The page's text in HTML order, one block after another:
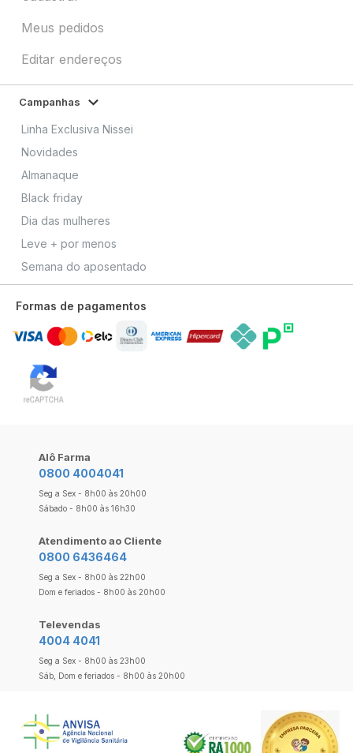
Meus pedidos
Editar endereços
Campanhas
Linha Exclusiva Nissei
Novidades
Almanaque
Black friday
Dia das mulheres
Leve + por menos
Semana do aposentado
Formas de pagamentos
Alô Farma
0800 4004041
Seg a Sex - 8h00 às 20h00
Sábado - 8h00 às 16h30
Atendimento ao Cliente
0800 6436464
Seg a Sex - 8h00 às 22h00
Dom e feriados - 8h00 às 20h00
Televendas
4004 4041
Seg a Sex - 8h00 às 23h00
Sáb, Dom e feriados - 8h00 às 20h00